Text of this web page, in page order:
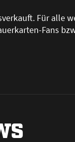
Für alle
Fans